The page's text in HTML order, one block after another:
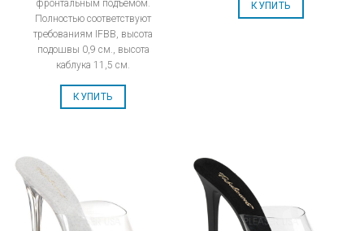
фронтальным подъемом.
Полностью соответствуют
требованиям IFBB, высота
подошвы 0,9 см., высота
каблука 11,5 см.
КУПИТЬ
КУПИТЬ